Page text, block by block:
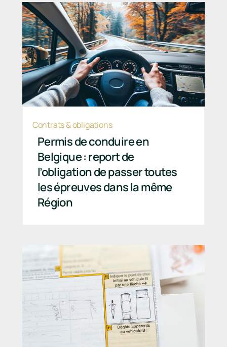
Permis de conduire en
Belgique : report de
l’obligation de passer toutes
les épreuves dans la même
Région
Contrats & obligations